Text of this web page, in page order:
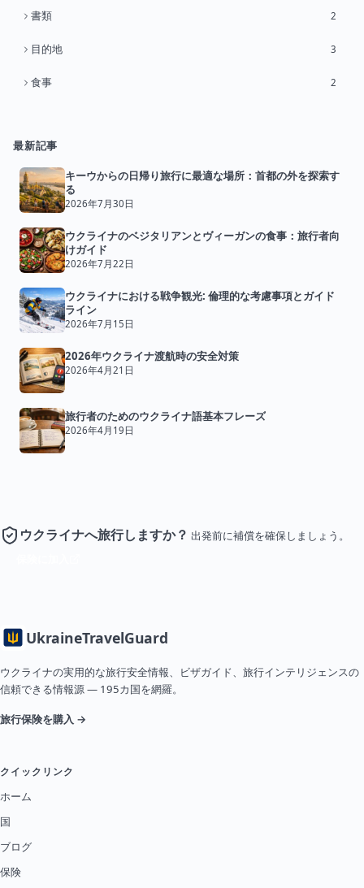
書類 2
目的地 3
食事 2
最新記事
キーウからの日帰り旅行に最適な場所：首都の外を探索す
る
2026年7月30日
ウクライナのベジタリアンとヴィーガンの食事：旅行者向
けガイド
2026年7月22日
ウクライナにおける戦争観光: 倫理的な考慮事項とガイド
ライン
2026年7月15日
2026年ウクライナ渡航時の安全対策
2026年4月21日
旅行者のためのウクライナ語基本フレーズ
2026年4月19日
ウクライナへ旅行しますか？ 出発前に補償を確保しましょう。
UkraineTravelGuard
ウクライナの実用的な旅行安全情報、ビザガイド、旅行インテリジェンスの
信頼できる情報源 — 195カ国を網羅。
旅行保険を購入 →
クイックリンク
ホーム
国
ブログ
保険